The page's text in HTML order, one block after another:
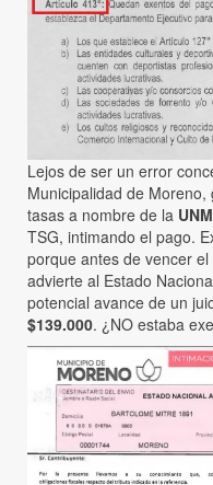
Lejos de ser un error
Municipalidad de Moreno,
tasas a nombre de la UNM
TSG, intimando el pago.
porque antes de vencer
advierte al Estado
potencial avance de un
$139.000. ¿NO estaba